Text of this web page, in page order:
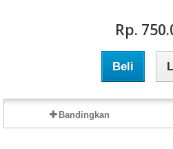
Rp‎.
Beli
Bandingkan